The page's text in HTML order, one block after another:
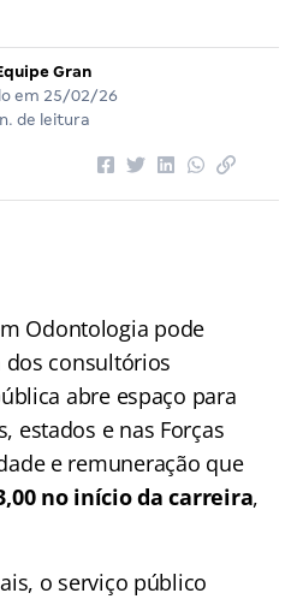
Gran
em 25/02/26
de leitura
Odontologia pode
consultórios
abre espaço para
estados e nas Forças
e remuneração que
no início da carreira,
o serviço público